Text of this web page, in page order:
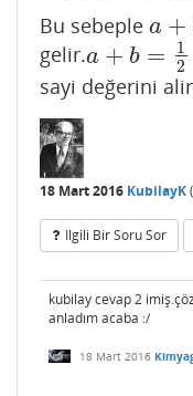
Bu sebeple a +
a+b−
gelir.a + b =
1
2
a+b=1 2
sayi değerini
18 Mart 2016 KubilayK(
Ilgili Bir Soru Sor
kubilay cevap 2
anladım acaba :/
18 Mart 2016